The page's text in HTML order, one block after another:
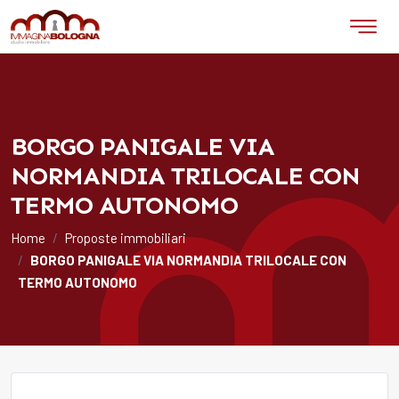
BORGO PANIGALE VIA
NORMANDIA TRILOCALE CON
TERMO AUTONOMO
Home
Proposte immobiliari
BORGO PANIGALE VIA NORMANDIA TRILOCALE CON
TERMO AUTONOMO